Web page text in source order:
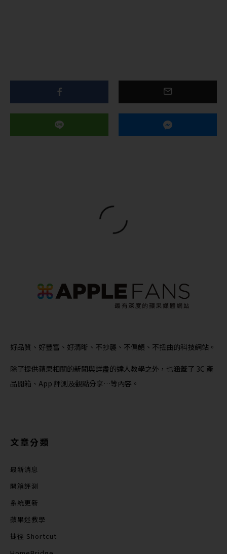
好品質、好豐富、好清晰、不抄襲、不偏頗、不扭曲的科技網站。
除了提供蘋果相關的新聞與詳盡的達人教學之外，也涵蓋了 3C 產
品開箱、App 評測及觀點分享…等內容。
文章分類
最新消息
開箱評測
系統更新
蘋果迷教學
捷徑 Shortcut